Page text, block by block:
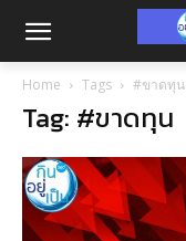
Home Tags #ขาดทุน
Tag: #ขาดทุน